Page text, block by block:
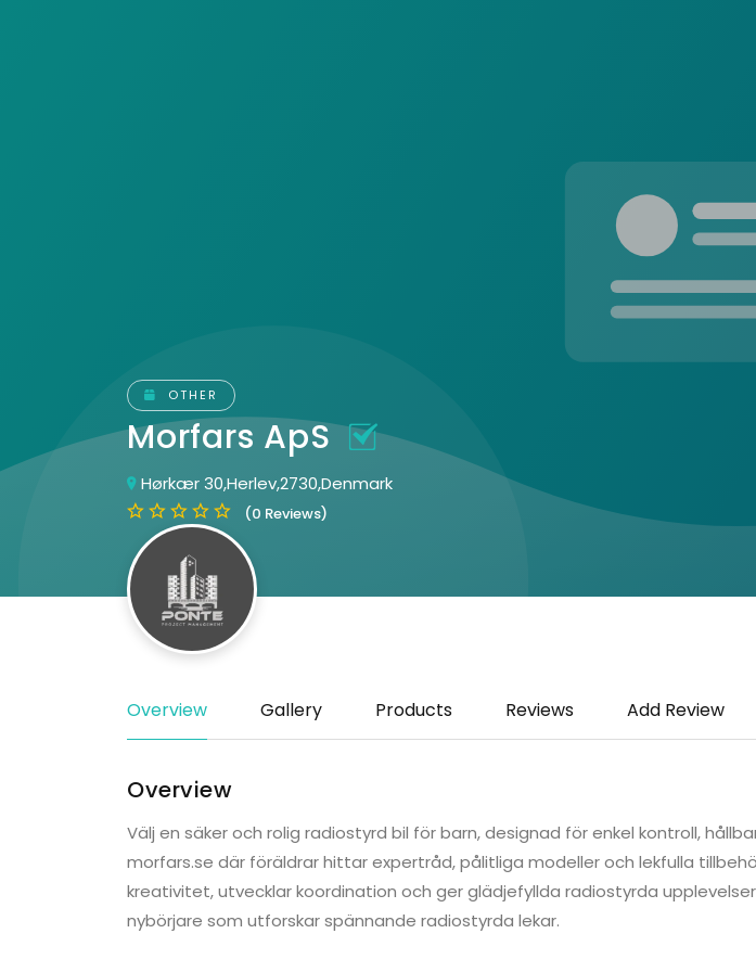
OTHER
Morfars ApS
Hørkær 30,Herlev,2730,Denmark
(0 Reviews)
Overview Gallery Products Reviews Add Review
Overview
Välj en säker och rolig radiostyrd bil för barn, designad för enkel kontroll,
morfars.se där föräldrar hittar expertråd, pålitliga modeller och lekfulla
kreativitet, utvecklar koordination och ger glädjefyllda radiostyrda
nybörjare som utforskar spännande radiostyrda lekar.